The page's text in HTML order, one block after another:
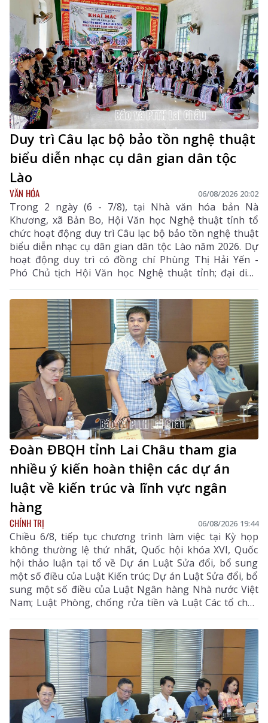
Duy trì Câu lạc bộ bảo tồn nghệ thuật
biểu diễn nhạc cụ dân gian dân tộc
Lào
VĂN HÓA 06/08/2026 20:02
Trong 2 ngày (6 - 7/8), tại Nhà văn hóa bản Nà
Khương, xã Bản Bo, Hội Văn học Nghệ thuật tỉnh tổ
chức hoạt động duy trì Câu lạc bộ bảo tồn nghệ thuật
biểu diễn nhạc cụ dân gian dân tộc Lào năm 2026. Dự
hoạt động duy trì có đồng chí Phùng Thị Hải Yến -
Phó Chủ tịch Hội Văn học Nghệ thuật tỉnh; đại diện
Phòng Văn hóa - Xã hội xã Bản Bo và 24 thành viên
câu lạc bộ.
Đoàn ĐBQH tỉnh Lai Châu tham gia
nhiều ý kiến hoàn thiện các dự án
luật về kiến trúc và lĩnh vực ngân
hàng
CHÍNH TRỊ 06/08/2026 19:44
Chiều 6/8, tiếp tục chương trình làm việc tại Kỳ họp
không thường lệ thứ nhất, Quốc hội khóa XVI, Quốc
hội thảo luận tại tổ về Dự án Luật Sửa đổi, bổ sung
một số điều của Luật Kiến trúc; Dự án Luật Sửa đổi, bổ
sung một số điều của Luật Ngân hàng Nhà nước Việt
Nam; Luật Phòng, chống rửa tiền và Luật Các tổ chức
tín dụng; Dự thảo Nghị quyết của Quốc hội về công tác
phòng, chống tội phạm và vi phạm pháp luật, công tác
của Viện kiểm sát nhân dân, Tòa án nhân dân và công
tác thi hành án. Đồng chí Sùng A Hồ - Phó Bí thư Tỉnh
ủy, Trưởng Đoàn ĐBQH tỉnh Lai Châu chủ trì phiên
thảo luận tại tổ.